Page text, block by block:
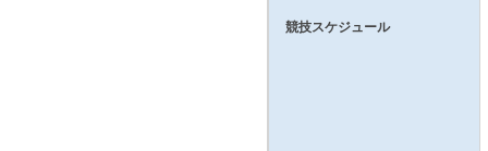
競技スケジュール